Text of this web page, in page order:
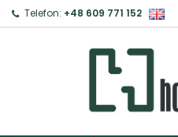
Telefon: +48 609 771 152
Zaloguj
Aby zapisać produkty do